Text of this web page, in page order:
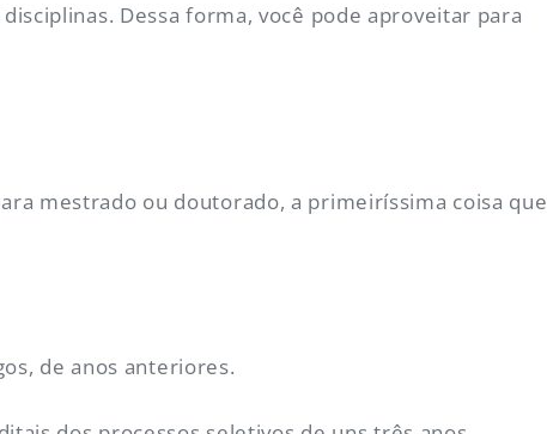
Dessa forma, você pode aproveitar para
mestrado ou doutorado, a primeiríssima coisa que
de anos anteriores.